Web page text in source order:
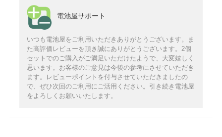
電池屋サポート
いつも電池屋をご利用いただきありがとうございます。ま
た高評価レビューを頂き誠にありがとうございます。2個
セットでのご購入がご満足いただけたようで、大変嬉しく
思います。お客様のご意見は今後の参考にさせていただき
ます。レビューポイントを付与させていただきましたの
で、ぜひ次回のご利用にご活用ください。引き続き電池屋
をよろしくお願いいたします。